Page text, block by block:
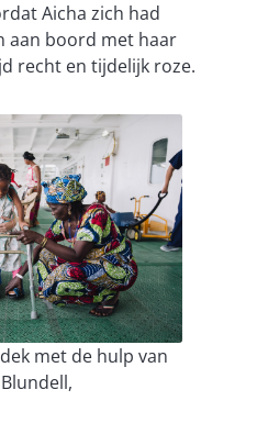
Aicha zich had
aan boord met haar
recht en tijdelijk roze.
met de hulp van